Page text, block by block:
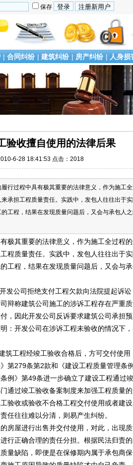
保存
| 合同纠纷 | 建筑纠纷 | 房产纠纷 | 人身损
验收擅自使用的法律后果
6-28 18:41:53 点击：2018
行过程中具有极其重要的法律意义，作为施工
承担工程质量责任。实践中，发包人往往出于实
工程，结果在发现质量问题后，又会与承包人
极其重要的法律意义，作为施工全过程的
程质量责任。实践中，发包人往往出于
工程，结果在发现质量问题后，又会与
公司拒绝支付工程欠款向法院提起诉讼
辩称建筑公司施工的涉诉工程存在严重
，因此开发公司反诉要求建筑公司承担
：开发公司在涉诉工程未验收的情况下
工程经竣工验收合格后，方可交付使用
第279条第2款和《建设工程质量管理条
例》第49条进一步确立了建设工程通过
通过竣工验收备案制度来加强工程质量
验收或验收不合格工程交付使用或者建
任往往难以分清，则易产生纠纷。
屋进行出售并交付使用，对此，出现质
行正确合理的责任分担。根据民法归责
量缺陷，即便是在保修期内属于承包商